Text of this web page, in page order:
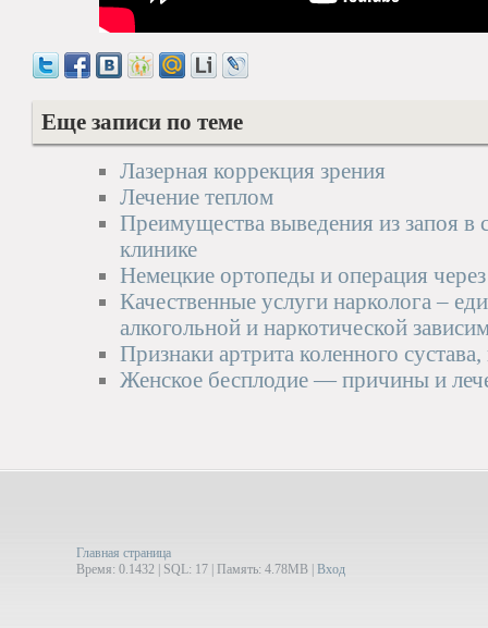
Еще записи по теме
Лазерная коррекция зрения
Лечение теплом
Преимущества выведения из запоя в
клинике
Немецкие ортопеды и операция
Качественные услуги нарколога –
алкогольной и наркотической
Признаки артрита коленного
Женское бесплодие — причины и
Главная страница
Время: 0.1432 | SQL: 17 | Память: 4.78MB Вход